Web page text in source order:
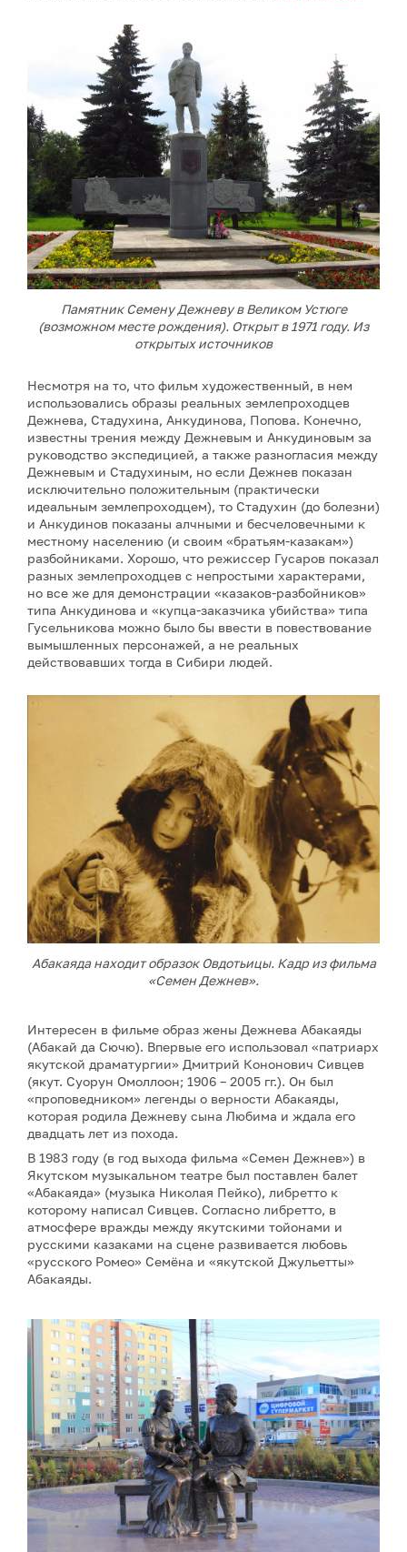
Памятник Семену Дежневу в Великом Устюге
(возможном месте рождения). Открыт в 1971 году. Из
открытых источников
Несмотря на то, что фильм художественный, в нем
использовались образы реальных землепроходцев
Дежнева, Стадухина, Анкудинова, Попова. Конечно,
известны трения между Дежневым и Анкудиновым за
руководство экспедицией, а также разногласия между
Дежневым и Стадухиным, но если Дежнев показан
исключительно положительным (практически
идеальным землепроходцем), то Стадухин (до болезни)
и Анкудинов показаны алчными и бесчеловечными к
местному населению (и своим «братьям-казакам»)
разбойниками. Хорошо, что режиссер Гусаров показал
разных землепроходцев с непростыми характерами,
но все же для демонстрации «казаков-разбойников»
типа Анкудинова и «купца-заказчика убийства» типа
Гусельникова можно было бы ввести в повествование
вымышленных персонажей, а не реальных
действовавших тогда в Сибири людей.
Абакаяда находит образок Овдотьицы. Кадр из фильма
«Семен Дежнев».
Интересен в фильме образ жены Дежнева Абакаяды
(Абакай да Сючю). Впервые его использовал «патриарх
якутской драматургии» Дмитрий Кононович Сивцев
(якут. Суорун Омоллоон; 1906 – 2005 гг.). Он был
«проповедником» легенды о верности Абакаяды,
которая родила Дежневу сына Любима и ждала его
двадцать лет из похода.
В 1983 году (в год выхода фильма «Семен Дежнев») в
Якутском музыкальном театре был поставлен балет
«Абакаяда» (музыка Николая Пейко), либретто к
которому написал Сивцев. Согласно либретто, в
атмосфере вражды между якутскими тойонами и
русскими казаками на сцене развивается любовь
«русского Ромео» Семёна и «якутской Джульетты»
Абакаяды.